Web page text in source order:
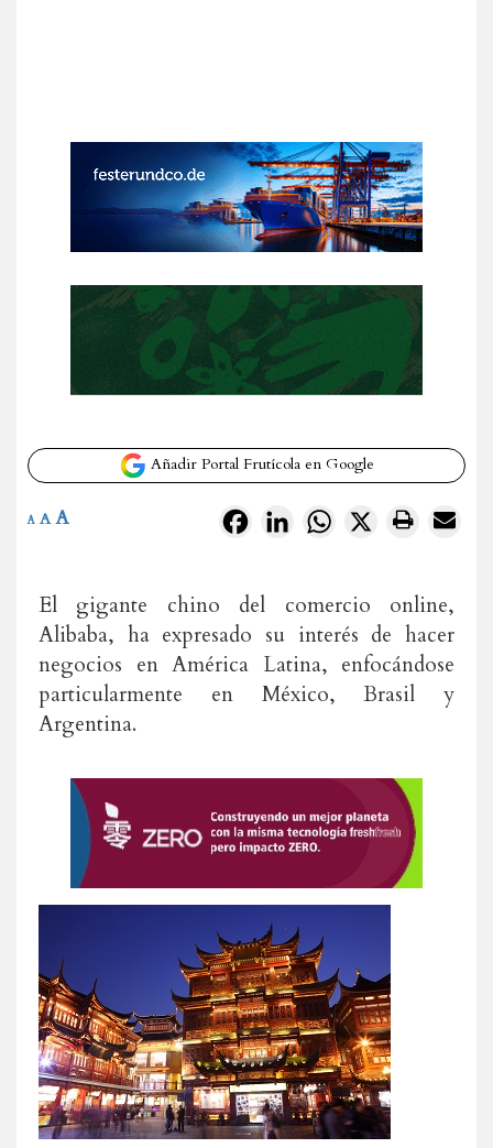
Añadir Portal Frutícola en Google
FacebookLinkedInWhatsApp
X
A A A
El gigante chino del comercio online,
Alibaba, ha expresado su interés de hacer
negocios en América Latina, enfocándose
particularmente en México, Brasil y
Argentina.